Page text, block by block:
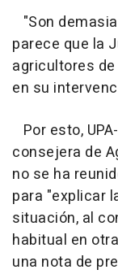
"Son
parece que la
agricultores
en su
Por esto,
consejera de
no se ha
para "explicar
situación, al
habitual en
una nota de